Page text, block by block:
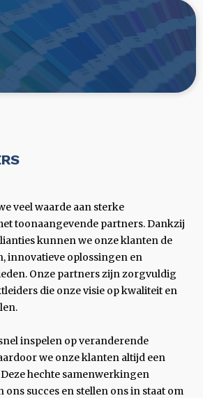
veel waarde aan sterke
toonaangevende partners. Dankzij
kunnen we onze klanten de
innovatieve oplossingen en
Onze partners zijn zorgvuldig
die onze visie op kwaliteit en
inspelen op veranderende
we onze klanten altijd een
hechte samenwerkingen
ons succes en stellen ons in staat om